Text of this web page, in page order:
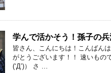
学んで活かそう！孫子の
皆さん、こんにちは！こんばん
がとうございます！！ 速いもの
(‘Д’)） さ …